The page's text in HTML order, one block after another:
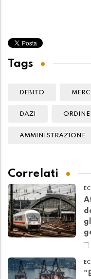
Tags
DEBITO
DAZI ORDINE
AMMINISTRAZIONE
Correlati